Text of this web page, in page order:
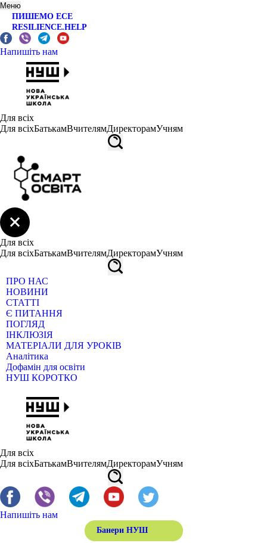
Меню
ПИШЕМО ЕСЕ
RESILIENCE.HELP
Напишіть нам
Для всіх
Для всіхБатькамВчителямДиректорамУчням
Для всіх
Для всіхБатькамВчителямДиректорамУчням
ПРО НАС
НОВИНИ
СТАТТІ
Є ПИТАННЯ
ПОГЛЯД
ІНКЛЮЗІЯ
МАТЕРІАЛИ ДЛЯ УРОКІВ
Аналітика
Дофамін для освіти
НУШ КОРОТКО
Для всіх
Для всіхБатькамВчителямДиректорамУчням
Напишіть нам
Банери НУШ